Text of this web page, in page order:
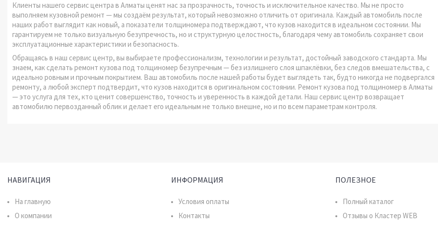
Клиенты нашего сервис центра в Алматы ценят нас за прозрачность, точность и исключительное качество. Мы не просто
выполняем кузовной ремонт — мы создаём результат, который невозможно отличить от оригинала. Каждый автомобиль после
наших работ выглядит как новый, а показатели толщиномера подтверждают, что кузов находится в идеальном состоянии. Мы
гарантируем не только визуальную безупречность, но и структурную целостность, благодаря чему автомобиль сохраняет свои
эксплуатационные характеристики и безопасность.
Обращаясь в наш сервис центр, вы выбираете профессионализм, технологии и результат, достойный заводского стандарта. Мы
знаем, как сделать ремонт кузова под толщиномер безупречным — без излишнего слоя шпаклёвки, без следов вмешательства, с
идеально ровным и прочным покрытием. Ваш автомобиль после нашей работы будет выглядеть так, будто никогда не подвергался
ремонту, а любой эксперт подтвердит, что кузов находится в оригинальном состоянии. Ремонт кузова под толщиномер в Алматы
— это услуга для тех, кто ценит совершенство, точность и уверенность в каждой детали. Наш сервис центр возвращает
автомобилю первозданный облик и делает его идеальным не только внешне, но и по всем параметрам контроля.
НАВИГАЦИЯ
На главную
О компании
ИНФОРМАЦИЯ
Условия оплаты
Контакты
ПОЛЕЗНОЕ
Полный каталог
Отзывы о Кластер WEB